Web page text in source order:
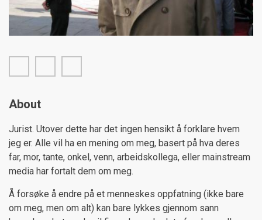
About
Jurist. Utover dette har det ingen hensikt å forklare hvem
jeg er. Alle vil ha en mening om meg, basert på hva deres
far, mor, tante, onkel, venn, arbeidskollega, eller mainstream
media har fortalt dem om meg.
Å forsøke å endre på et menneskes oppfatning (ikke bare
om meg, men om alt) kan bare lykkes gjennom sann